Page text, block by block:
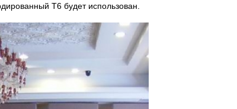
T6 будет использован.